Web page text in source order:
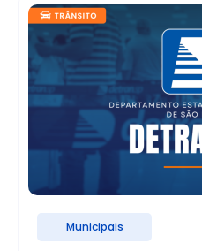
Municipais